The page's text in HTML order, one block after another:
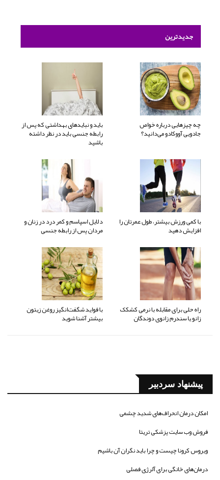
جدیدترین
چه چیزهایی درباره خواص
جادویی آووکادو می‌دانید؟
باید و نبایدهای بهداشتی که پس از
رابطه جنسی باید در نظر داشته
باشید
با کمی ورزش بیشتر، طول عمرتان را
افزایش دهید
دلایل اسپاسم و کمر درد در زنان و
مردان پس از رابطه جنسی
راه حلی برای مقابله با نرمی کشکک
زانو یا سندرم زانوی دوندگان
با فواید شگفت‌انگیز روغن زیتون
بیشتر آشنا شوید
پیشنهاد سردبیر
امکان درمان انحراف‌های شدید چشمی
فروش وب سایت پزشکی تریتا
ویروس کرونا چیست و چرا باید نگران آن باشیم
درمان‌های خانگی برای آلرژی فصلی